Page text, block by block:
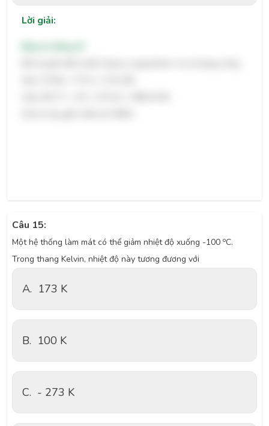
Lời giải:
Câu 15:
Một hệ thống làm mát có thể giảm nhiệt độ xuống -100 oC.
Trong thang Kelvin, nhiệt độ này tương đương với
A. 173 K
B. 100 K
C. - 273 K